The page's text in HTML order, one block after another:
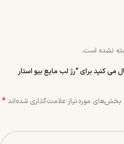
نشده است.
می کنید برای “رژ لب مایع بیو استار
بخش‌های موردنیاز علامت‌گذاری شده‌اند*